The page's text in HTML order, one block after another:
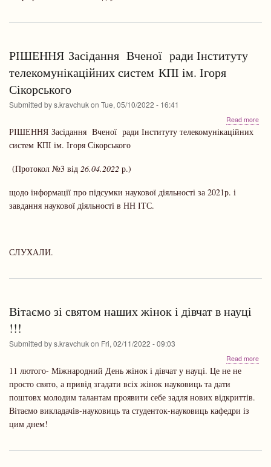
РІШЕННЯ Засідання Вченої ради Інституту
телекомунікаційних систем КПІ ім. Ігоря
Сікорського
Submitted bys.kravchukon Tue, 05/10/2022 - 16:41
Read more
РІШЕННЯ Засідання Вченої ради Інституту телекомунікаційних
систем КПІ ім. Ігоря Сікорського
(Протокол №3 від 26.04.2022 р.)
щодо інформації про підсумки наукової діяльності за 2021р. і
завдання наукової діяльності в НН ІТС.
СЛУХАЛИ.
Вітаємо зі святом наших жінок і дівчат в науці
!!!
Submitted bys.kravchukon Fri, 02/11/2022 - 09:03
Read more
11 лютого- Міжнародний День жінок і дівчат у науці. Це не не
просто свято, а привід згадати всіх жінок науковиць та дати
поштовх молодим талантам проявити себе задля нових відкриттів.
Вітаємо викладачів-науковиць та студенток-науковиць кафедри із
цим днем!